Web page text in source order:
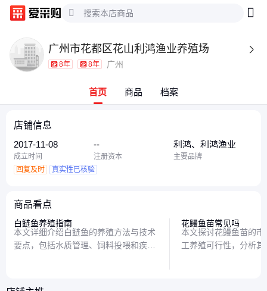
广州市花都区花山利鸿渔业养殖场 
8年 8年 广州
首页 商品 档案
店铺信息
2017-11-08
成立时间
--
注册资本
利鸿、利鸿渔业
主要品牌
回复及时
真实性已核验
商品看点
白鲢鱼养殖指南
本文详细介绍白鲢鱼的养殖方法与技术
要点，包括水质管理、饲料投喂和疾病
花鳗鱼苗常见吗
本文探讨花鳗鱼苗的
工养殖可行性，分析